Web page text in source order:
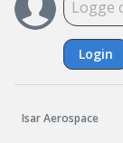
Login
Isar Aerospace